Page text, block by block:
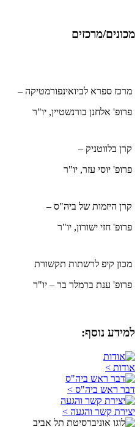
מכונים/מרכזים
מרכז ספרא לביואינפורמטיקה –
פרופ' אלחנן בורנשטיין, יו"ר
קרן בלווטניק –
פרופ' יוסי עזר, יו"ר
קרן היזמות של ביה"ס –
פרופ' חזי ישורון, יו"ר
מכון קיפ לרשתות תקשורת
פרופ' ענת ברמלר בר – יו"ר
למידע נוסף:
אודות >
דבר ראש ביה"ס >
יצירת קשר והגעה >